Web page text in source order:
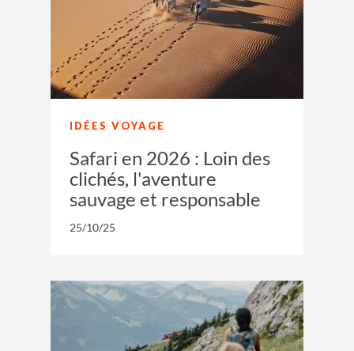
IDÉES VOYAGE
Safari en 2026 : Loin des
clichés, l'aventure
sauvage et responsable
25/10/25